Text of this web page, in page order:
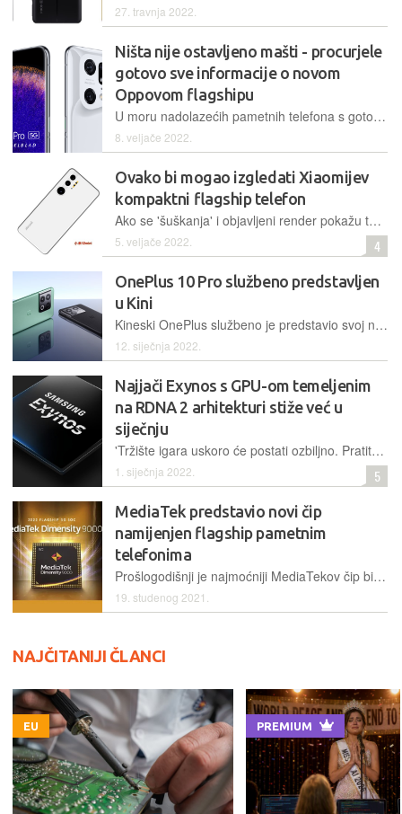
27. travnja 2022.
Ništa nije ostavljeno mašti - procurjele
gotovo sve informacije o novom
Oppovom flagshipu
U moru nadolazećih pametnih telefona s gotovo jednakim specifikacijama, našao se Oppo Find X5 Pro, koji će korisnicima, ako išta, pružiti neobičan izgled kamera
8. veljače 2022.
Ovako bi mogao izgledati Xiaomijev
kompaktni flagship telefon
Ako se 'šuškanja' i objavljeni render pokažu točnim, zainteresirani bi kupci uskoro mogli dobiti uistinu kompaktni Xiaomijev flagship pametni telefon
5. veljače 2022. 4
OnePlus 10 Pro službeno predstavljen
u Kini
Kineski OnePlus službeno je predstavio svoj novi flagship pametni telefon, koji će, barem još koji mjesec, biti dostupan za kupnju samo u Kini
12. siječnja 2022.
Najjači Exynos s GPU-om temeljenim
na RDNA 2 arhitekturi stiže već u
siječnju
'Tržište igara uskoro će postati ozbiljno. Pratite nas za sljedeći Exynos s novim GPU-om rođenim iz RDNA 2 arhitekture', poručili su iz Samsunga
1. siječnja 2022. 5
MediaTek predstavio novi čip
namijenjen flagship pametnim
telefonima
Prošlogodišnji je najmoćniji MediaTekov čip bio nešto slabiji od Qualcommovog Snapdragona 888 i Samsungovog Exynosa 2100, no to navodno neće biti slučaj s Dimensity 9000 SoC-om
19. studenog 2021.
NAJČITANIJI ČLANCI
EU PREMIUM